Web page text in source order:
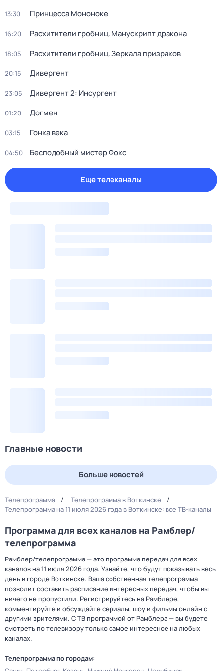
13:30 Принцeссa Мононоке
16:20 Расхитители гробниц. Манускрипт дракона
18:05 Расхитители гробниц. Зеркала призраков
20:15 Дивергент
23:05 Дивергент 2: Инсургент
01:20 Догмен
03:15 Гонка века
04:50 Бесподобный мистер Фокс
Еще телеканалы
Главные новости
Больше новостей
Телепрограмма
Телепрограмма в Воткинске
Телепрограмма на 11 июля 2026 года в Воткинске: все ТВ-каналы
Программа для всех каналов на Рамблер/
телепрограмма
Рамблер/телепрограмма — это программа передач для всех
каналов на 11 июля 2026 года. Узнайте, что будут показывать весь
день в городе Воткинске. Ваша собственная телепрограмма
позволит составить расписание интересных передач, чтобы вы
ничего не пропустили. Регистрируйтесь на Рамблере,
комментируйте и обсуждайте сериалы, шоу и фильмы онлайн с
другими зрителями. С ТВ программой от Рамблера — вы будете
смотреть по телевизору только самое интересное на любых
каналах.
Телепрограмма по городам: